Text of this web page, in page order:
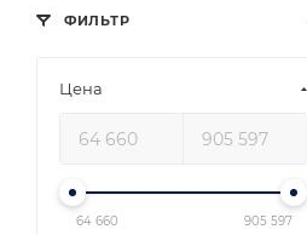
ФИЛЬТР
Цена
64 660 905 597